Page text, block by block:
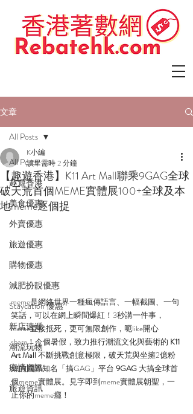
文章
All Posts
趣遊香港
美食優惠
外賣優惠
旅遊優惠
購物優惠
減肥扮靚優惠
Staycation 優惠
新店速遞
潮流玩物
疫情資訊
旅遊資訊
All Posts
【趣遊香港】K11 Art Mall聯乘9GAG全球
破天荒首個MEME實體展100+全球及本
地meme逐個捉
K小編
讀畢需時 2 分鐘
meme是網絡世界一種瘋傳語言、一幅截圖、一句
笑話，可以在網上瞬間爆紅！3秒講一件事，
meme直接抵死，更可無限創作，呃like開心
share！今個暑假，致力推行潮流文化與藝術的 K11
Art Mall 不斷挑戰創意極限，破天荒與坐擁2億粉
絲的國際知名「搞GAG」平台 9GAG 大搞全球首
個meme實體展。見字即到meme實體展朝聖，一
止你的meme癮！